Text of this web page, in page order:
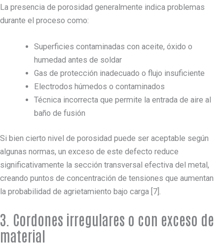
La presencia de porosidad generalmente indica problemas
durante el proceso como:
Superficies contaminadas con aceite, óxido o
humedad antes de soldar
Gas de protección inadecuado o flujo insuficiente
Electrodos húmedos o contaminados
Técnica incorrecta que permite la entrada de aire al
baño de fusión
Si bien cierto nivel de porosidad puede ser aceptable según
algunas normas, un exceso de este defecto reduce
significativamente la sección transversal efectiva del metal,
creando puntos de concentración de tensiones que aumentan
la probabilidad de agrietamiento bajo carga [7].
3. Cordones irregulares o con exceso de
material